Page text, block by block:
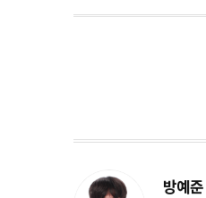
방예준